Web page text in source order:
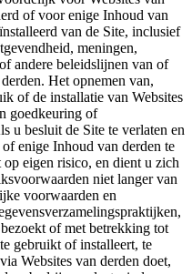
of voor enige Inhoud van
van de Site, inclusief
meningen,
andere beleidslijnen van of
Het opnemen van,
of de installatie van Websites
goedkeuring of
u besluit de Site te verlaten en
enige Inhoud van derden te
eigen risico, en dient u zich
niet langer van
voorwaarden en
of met betrekking tot
gebruikt of installeert, te
Websites van derden doet,